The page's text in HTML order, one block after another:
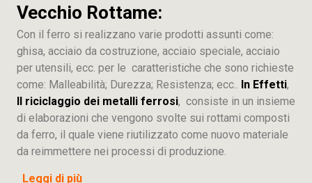
Vecchio Rottame:
Con il ferro si realizzano varie prodotti assunti come:
ghisa, acciaio da costruzione, acciaio speciale, acciaio
per utensili, ecc. per le caratteristiche che sono richieste
come: Malleabilità; Durezza; Resistenza; ecc.. In Effetti,
Il riciclaggio dei metalli ferrosi, consiste in un insieme
di elaborazioni che vengono svolte sui rottami composti
da ferro, il quale viene riutilizzato come nuovo materiale
da reimmettere nei processi di produzione.
Leggi di più